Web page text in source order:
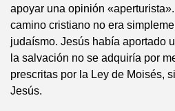
apoyar una opinión
camino cristiano no era
judaísmo. Jesús había aportado
la salvación no se adquiría por
prescritas por la Ley de Moisés,
Jesús.